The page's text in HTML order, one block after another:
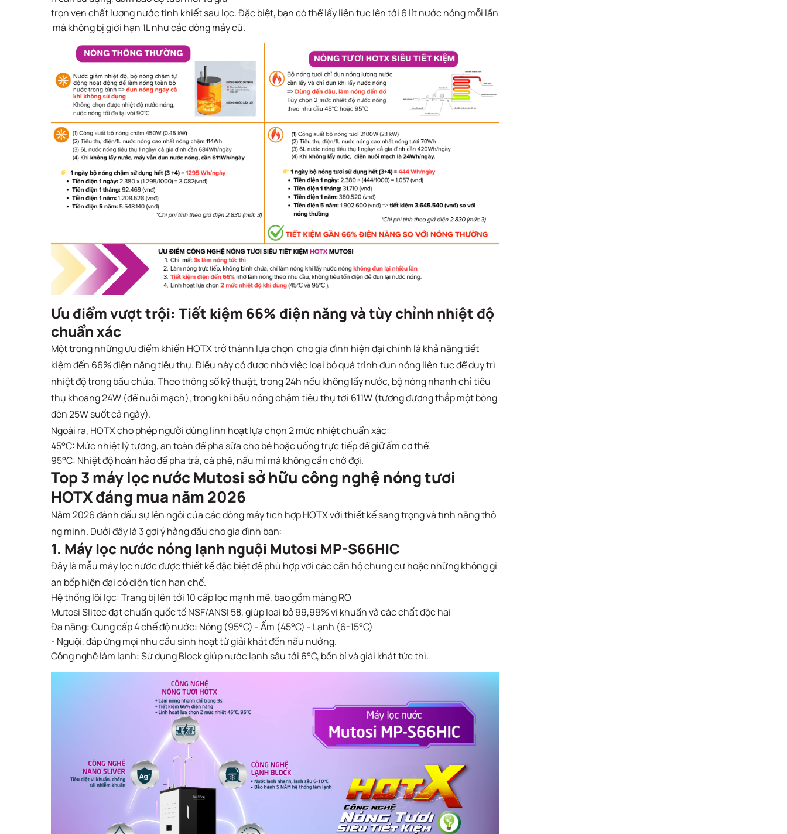
trọn vẹn chất lượng nước tinh khiết sau lọc. Đặc biệt, bạn có thể lấy liên tục lên tới 6 lít nước nóng mỗi lần
mà không bị giới hạn 1L như các dòng máy cũ.
Ưu điểm vượt trội: Tiết kiệm 66% điện năng và tùy chỉnh nhiệt độ
chuẩn xác
Một trong những ưu điểm khiến HOTX trở thành lựa chọn cho gia đình hiện đại chính là khả năng tiết
kiệm đến 66% điện năng tiêu thụ. Điều này có được nhờ việc loại bỏ quá trình đun nóng liên tục để duy trì
nhiệt độ trong bầu chứa. Theo thông số kỹ thuật, trong 24h nếu không lấy nước, bộ nóng nhanh chỉ tiêu
thụ khoảng 24W (để nuôi mạch), trong khi bầu nóng chậm tiêu thụ tới 611W (tương đương thắp một bóng
đèn 25W suốt cả ngày).
Ngoài ra, HOTX cho phép người dùng linh hoạt lựa chọn 2 mức nhiệt chuẩn xác:
45°C: Mức nhiệt lý tưởng, an toàn để pha sữa cho bé hoặc uống trực tiếp để giữ ấm cơ thể.
95°C: Nhiệt độ hoàn hảo để pha trà, cà phê, nấu mì mà không cần chờ đợi.
Top 3 máy lọc nước Mutosi sở hữu công nghệ nóng tươi
HOTX đáng mua năm 2026
Năm 2026 đánh dấu sự lên ngôi của các dòng máy tích hợp HOTX với thiết kế sang trọng và tính năng thô
ng minh. Dưới đây là 3 gợi ý hàng đầu cho gia đình bạn:
1. Máy lọc nước nóng lạnh nguội Mutosi MP-S66HIC
Đây là mẫu máy lọc nước được thiết kế đặc biệt để phù hợp với các căn hộ chung cư hoặc những không gi
an bếp hiện đại có diện tích hạn chế.
Hệ thống lõi lọc: Trang bị lên tới 10 cấp lọc mạnh mẽ, bao gồm màng RO
Mutosi Slitec đạt chuẩn quốc tế NSF/ANSI 58, giúp loại bỏ 99,99% vi khuẩn và các chất độc hại
Đa năng: Cung cấp 4 chế độ nước: Nóng (95°C) - Ấm (45°C) - Lạnh (6-15°C)
- Nguội, đáp ứng mọi nhu cầu sinh hoạt từ giải khát đến nấu nướng.
Công nghệ làm lạnh: Sử dụng Block giúp nước lạnh sâu tới 6°C, bền bỉ và giải khát tức thì.